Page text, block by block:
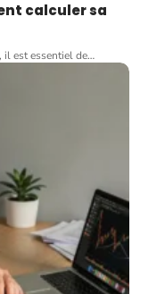
calculer sa
il est essentiel de…